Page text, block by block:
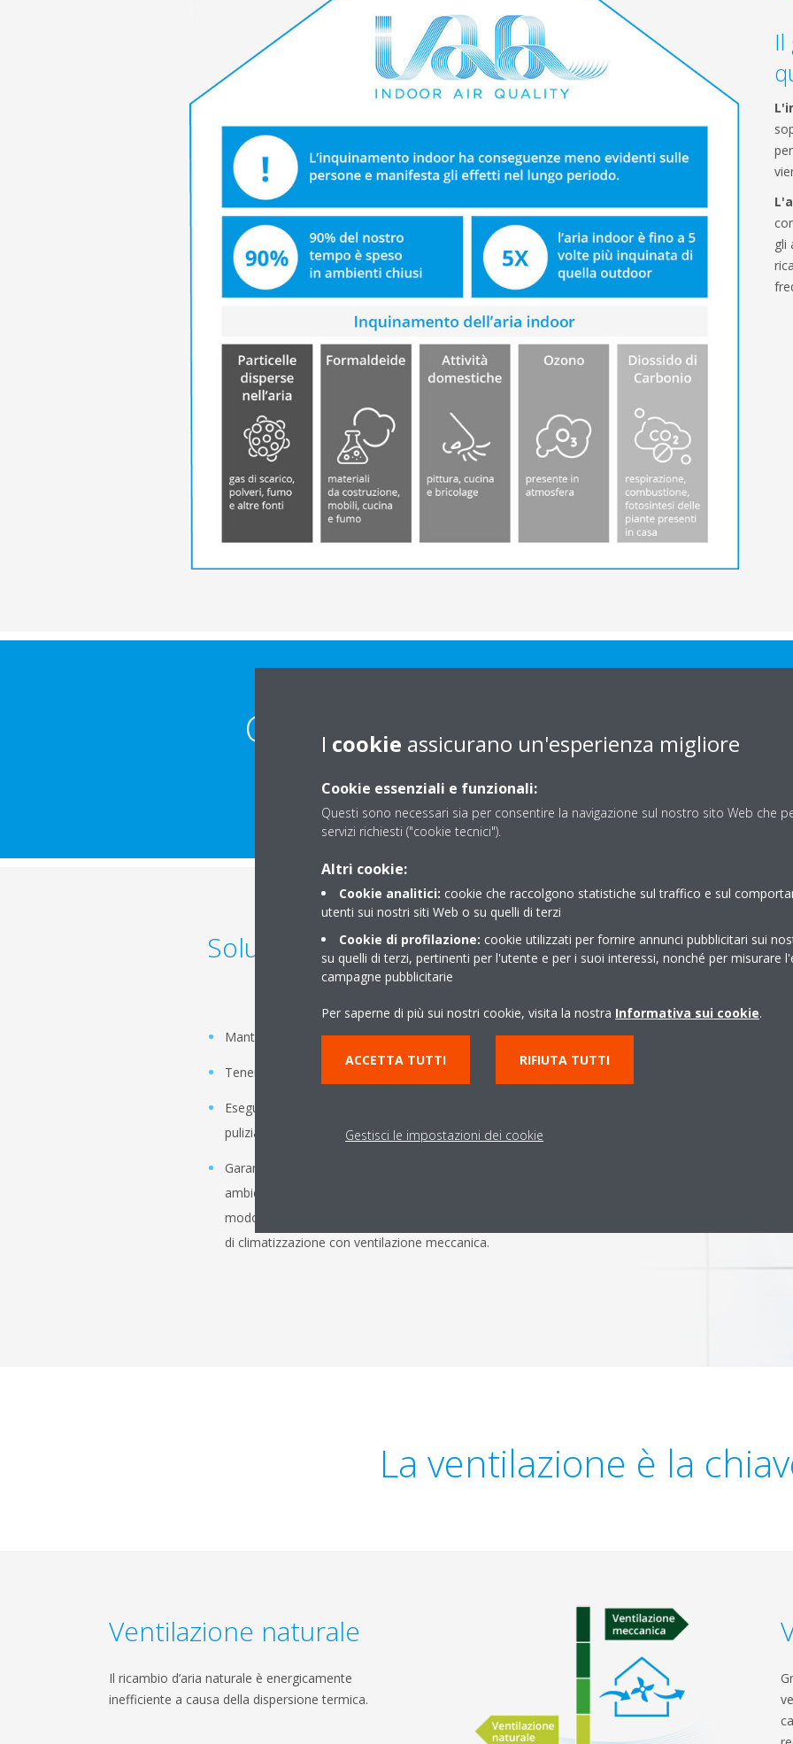
Il
gli
Come fare a mantenere
qualità dell’aria indoor
Soluzioni per il Commerciale
Mantenere livelli adeguati di umidità e temperatura dell’aria.
Tenere sotto controllo i parametri di qualità dell’aria
Eseguire regolarmente la manutenzione come ad esempio la
pulizia dei filtri, delle prese e delle griglie di ventilazione.
Garantire un buon ricambio d’aria in tutti gli ambienti tutti gli
ambienti chiusi in genere. Si può immettere aria esterna in
modo naturale, aprendo le finestre, oppure usando impianti
di climatizzazione con ventilazione meccanica.
La ventilazione è la
Ventilazione naturale
Il ricambio d’aria naturale è energicamente
inefficiente a causa della dispersione termica.
I cookie assicurano un'esperienza migliore
Cookie essenziali e funzionali:
Questi sono necessari sia per consentire la navigazione sul nostro sito Web che
servizi richiesti ("cookie tecnici").
Altri cookie:
Cookie analitici: cookie che raccolgono statistiche sul traffico e sul
utenti sui nostri siti Web o su quelli di terzi
Cookie di profilazione: cookie utilizzati per fornire annunci pubblicitari sui
su quelli di terzi, pertinenti per l'utente e per i suoi interessi, nonché per misurare
campagne pubblicitarie
Per saperne di più sui nostri cookie, visita la nostra Informativa sui cookie.
ACCETTA TUTTI RIFIUTA TUTTI
Gestisci le impostazioni dei cookie